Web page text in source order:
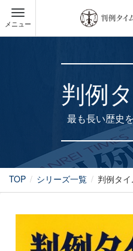
メニュー
判例
最も長い歴史
TOP シリーズ一覧 判例タ